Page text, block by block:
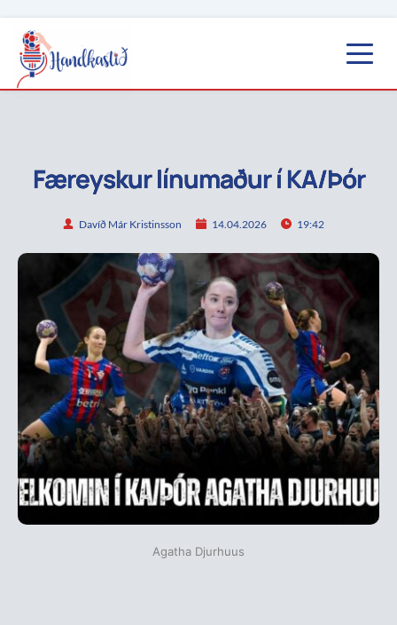
Færeyskur línumaður í KA/Þór
Davíð Már Kristinsson 14.04.2026 19:42
Agatha Djurhuus